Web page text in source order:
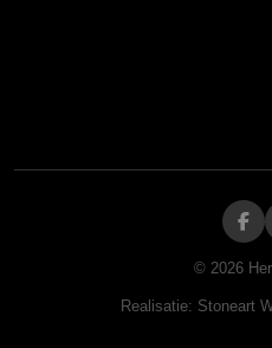
© 2026
Realisatie: Stoneart